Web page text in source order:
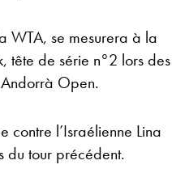
WTA, se mesurera à la
tête de série n°2 lors des
Open.
contre l’Israélienne Lina
du tour précédent.